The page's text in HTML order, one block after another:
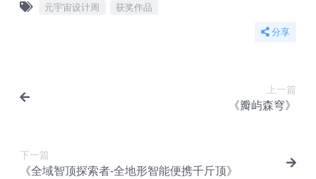
元宇宙设计周 获奖作品
分享
上一篇
《瓣屿森穹》
下一篇
《全域智顶探索者-全地形智能便携千斤顶》